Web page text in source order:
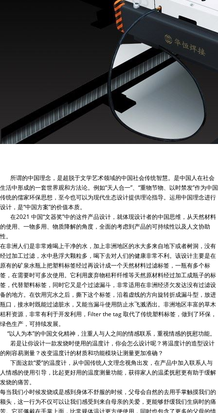
所谓的中国理念，是超脱于文学艺术领域的中国社会传统智慧。是中国人在社会
生活中形成的一套世界观和方法论。例如“天人合一”、“重物节物、以时禁发”作为中国
传统的儒家环保思想，至今也可以为现代生态设计提供理论指导。运用中国理念进行
设计，是“中国方案”的价值本质。
在2021 中国“文器奖”中的这件产品设计，就体现设计者的中国思维，从天然材料
的使用、一物多用、物质降解的角度，全面的考虑到产品的可持续性以及人文协助
性。
在非洲人们是非常难喝上干净的水，加上非洲地区的水大多来自地下或者树洞，没有
经过加工过滤，水中悬浮大颗粒多，喝下去对人们的健康非常不利。该设计主要是在
原有的矿泉水瓶上把塑料标签经过再设计成一个天然材料过滤标签，一瓶有多个标
签，在需要时可多次使用。它利用废弃物秸秆纤维等天然原材料经过加工成瓶子的标
签，代替塑料标签，同时它又是个过滤漏斗，非常适用在非洲经济欠发达没有过滤设
备的地方。在饮用完水之后，撕下这个标签，沿着虚线的方向旋转折成漏斗型，放进
瓶口，接水时既能过滤脏水，又能当漏斗使用防止水飞溅洒出。非洲地区丰富的草木
秸秆资源，非常有利于开发利用，Filter the tag 取代了传统塑料标签，做到了环保，
绿色生产，可持续发展。
“以人为本”的中国文化精神，注重人与人之间的情感联系，重视情感的抚慰功能。
若是让你设计一款发烧时使用的温度计，你会怎么设计呢？将温度计的造型设计
的刚容易测量？改变温度计的材质和功能模块让测量更加准确？
下面这款“爱”的温度计，从中国传统人文理念视角出发，在产品中加入联系人与
人情感的使用引导，比起更好用的温度测量功能，获得家人的温柔抚慰更有助于缓解
发烧的痛苦。
每当我们小时候发烧或是感到身体不舒服的时候，父母会自然的去用手掌触摸我们的
额头，这一行为不仅可以让我们感受到来自母亲的关爱，更能够舒缓我们生病时的痛
苦。它可佩戴在手掌上面，比常规体温计更方便使用，同时也包含了更多的父母的情